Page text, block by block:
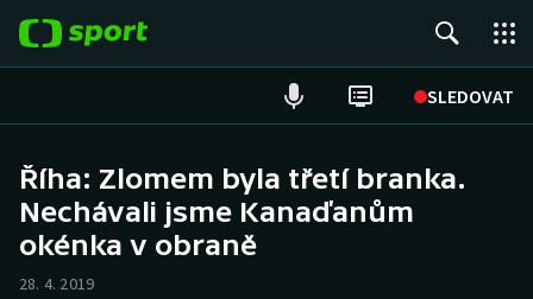
SLEDOVAT
Hokej
Říha: Zlomem byla třetí branka.
Nechávali jsme Kanaďanům
okénka v obraně
28. 4. 2019